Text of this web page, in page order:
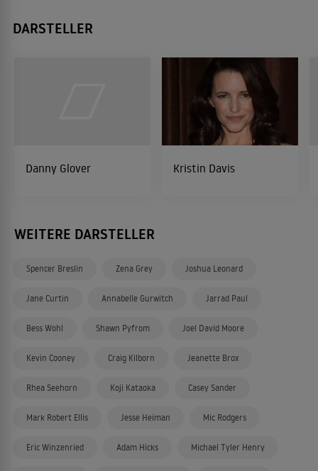
DARSTELLER
Danny Glover Kristin Davis
WEITERE DARSTELLER
Spencer Breslin Zena Grey Joshua Leonard
Jane Curtin Annabelle Gurwitch Jarrad Paul
Bess Wohl Shawn Pyfrom Joel David Moore
Kevin Cooney Craig Kilborn Jeanette Brox
Rhea Seehorn Koji Kataoka Casey Sander
Mark Robert Ellis Jesse Heiman Mic Rodgers
Eric Winzenried Adam Hicks Michael Tyler Henry